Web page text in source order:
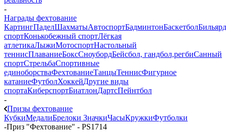
-
Награды фехтование
КартингПаделШахматыАвтоспортБадминтонБаскетболБильярд
спортКонькобежный спортЛёгкая
атлетикаЛыжиМотоспортНастольный
теннисПлаваниеБоксСноубордБейсбол, гандбол,регбиСанный
спортСтрельбаСпортивные
единоборстваФехтованиеТанцыТеннисФигурное
катаниеФутболХоккейДругие виды
спортаКиберспортБиатлонДартсПейнтбол
-
Призы фехтование
КубкиМедалиБрелоки ЗначкиЧасыКружкиФутболки
-Приз "Фехтование" - PS1714